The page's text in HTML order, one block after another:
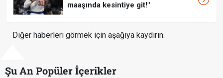
maaşında kesintiye git!"
Diğer haberleri görmek için aşağıya kaydırın.
Şu An Popüler İçerikler